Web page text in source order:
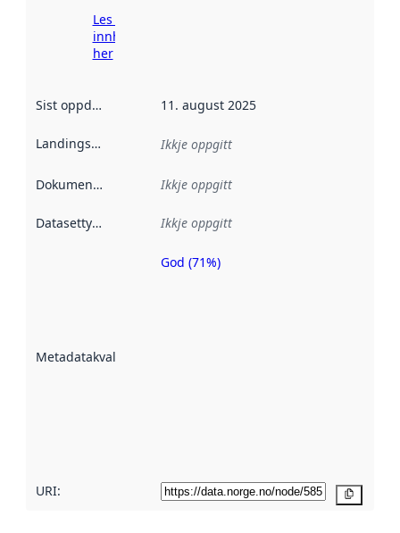
Les meir om
innhenting
her
Sist oppdatert 11. august 2025
Landingsside Ikkje oppgitt
Dokumentasjon Ikkje oppgitt
Datasettype Ikkje oppgitt
Metadatakvalitet
Metadatakvalitet
God (71%)
URI: